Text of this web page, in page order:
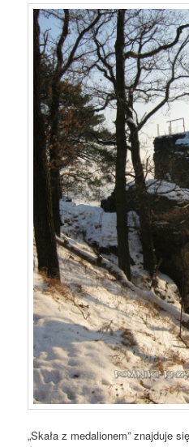
„Skała z medalionem” znajduje